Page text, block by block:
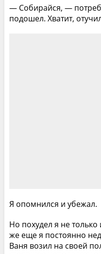
— Собирайся, —
подошел. Хватит,
Я опомнился и убежал.
Но похудел я не
же еще я постоянно
Ваня возил на своей